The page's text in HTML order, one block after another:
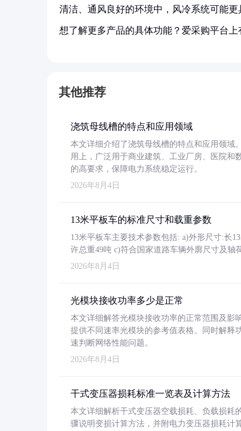
清洁、通风良好的环境中，风冷系统可能
想了解更多产品的具体功能？爱采购平台
其他推荐
浇筑母线槽的特点和应用领域
本文详细介绍了浇筑母线槽的特点和应用领域
用上，广泛用于商业建筑、工业厂房、医院和
的高要求，保障电力系统稳定运行。
2026年8月4日
13米平板车的标准尺寸和载重参数
13米平板车主要技术参数包括: a)外形尺寸:长
许总重49吨 c)符合国家道路车辆外廓尺寸及轴
2026年8月4日
光模块接收功率多少是正常
本文详细解答光模块接收功率的正常范围及影
提供不同速率光模块的参考值表格。同时解释
速判断网络性能问题。
2026年8月4日
干式变压器损耗标准一览表及计算方法
本文详细解析干式变压器空载损耗、负载损耗
骤说明变损计算方法，并附电力变压器损耗计